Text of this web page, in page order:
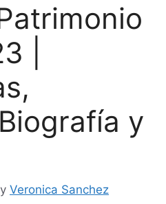
|
y
Veronica Sanchez